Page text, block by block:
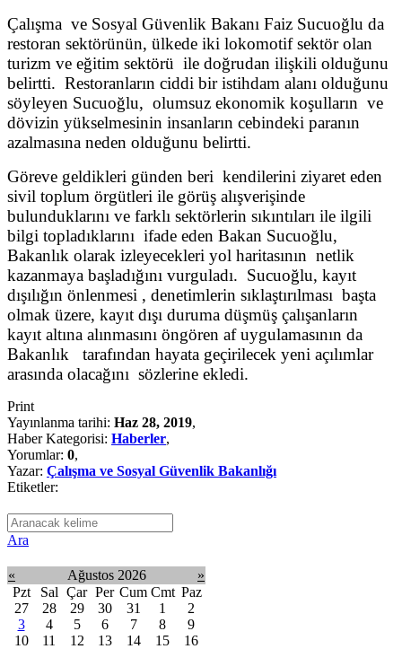
Çalışma ve Sosyal Güvenlik Bakanı Faiz Sucuoğlu da
restoran sektörünün, ülkede iki lokomotif sektör olan
turizm ve eğitim sektörü ile doğrudan ilişkili olduğunu
belirtti. Restoranların ciddi bir istihdam alanı olduğunu
söyleyen Sucuoğlu, olumsuz ekonomik koşulların ve
dövizin yükselmesinin insanların cebindeki paranın
azalmasına neden olduğunu belirtti.
Göreve geldikleri günden beri kendilerini ziyaret eden
sivil toplum örgütleri ile görüş alışverişinde
bulunduklarını ve farklı sektörlerin sıkıntıları ile ilgili
bilgi topladıklarını ifade eden Bakan Sucuoğlu,
Bakanlık olarak izleyecekleri yol haritasının netlik
kazanmaya başladığını vurguladı. Sucuoğlu, kayıt
dışılığın önlenmesi , denetimlerin sıklaştırılması başta
olmak üzere, kayıt dışı duruma düşmüş çalışanların
kayıt altına alınmasını öngören af uygulamasının da
Bakanlık tarafından hayata geçirilecek yeni açılımlar
arasında olacağını sözlerine ekledi.
Print
Yayınlanma tarihi: Haz 28, 2019,
Haber Kategorisi: Haberler,
Yorumlar: 0,
Yazar: Çalışma ve Sosyal Güvenlik Bakanlığı
Etiketler:
Ara
« Ağustos 2026
»
Pzt
Sal Çar Per Cum Cmt Paz
27
28 29 30 31 1
2
3
4 5 6 7 8
9
10
11 12 13 14 15
16